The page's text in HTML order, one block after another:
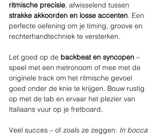
ritmische precisie, afwisselend tussen
strakke akkoorden en losse accenten. Een
perfecte oefening om je timing, groove en
rechterhandtechniek te versterken.
Let goed op de backbeat en syncopen –
speel met een metronoom of mee met de
originele track om het ritmische gevoel
goed onder de knie te krijgen. Bouw rustig
op met de tab en ervaar het plezier van
Italiaans vuur op je fretboard.
Veel succes – of zoals ze zeggen: In bocca